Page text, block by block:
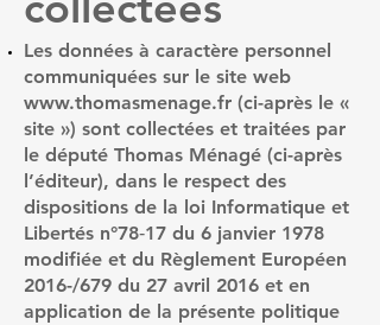
Les données à caractère personnel
communiquées sur le site web
www.thomasmenage.fr (ci-après le «
site ») sont collectées et traitées par
le député Thomas Ménagé (ci-après
l’éditeur), dans le respect des
dispositions de la loi Informatique et
Libertés n°78‐17 du 6 janvier 1978
modifiée et du Règlement Européen
2016-/679 du 27 avril 2016 et en
application de la présente politique